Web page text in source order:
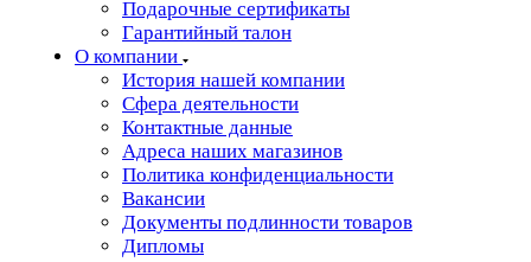
Подарочные сертификаты
Гарантийный талон
О компании
История нашей компании
Сфера деятельности
Контактные данные
Адреса наших магазинов
Политика конфиденциальности
Вакансии
Документы подлинности товаров
Дипломы